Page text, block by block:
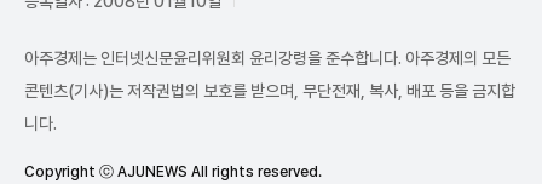
아주경제는 인터넷신문윤리위원회 윤리강령을 준수합니다. 아주경제의 모든
콘텐츠(기사)는 저작권법의 보호를 받으며, 무단전재, 복사, 배포 등을 금지합
니다.
Copyright ⓒ AJUNEWS All rights reserved.